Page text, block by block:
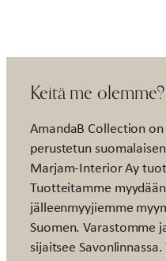
Keitä me olemme?
AmandaB Collection
perustetun
Marjam-Interior Ay
Tuotteitamme
jälleenmyyjiemme
Suomen. Varastomme
sijaitsee